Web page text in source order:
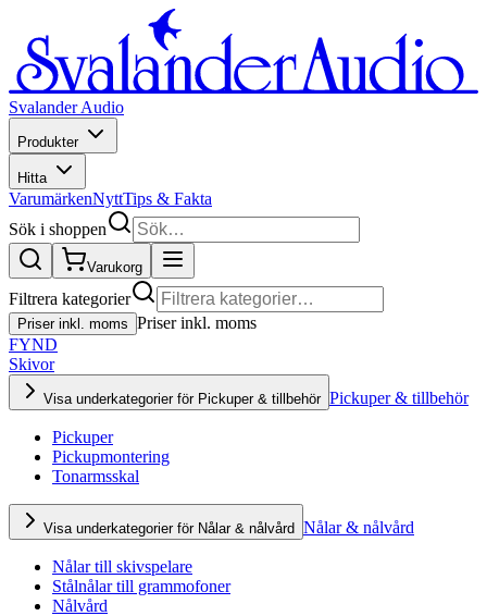
Svalander Audio
Produkter
Hitta
VarumärkenNyttTips & Fakta
Sök i shoppen
Varukorg
Filtrera kategorier
Priser inkl. moms Priser inkl. moms
FYND
Skivor
Visa underkategorier för Pickuper & tillbehör Pickuper & tillbehör
Pickuper
Pickupmontering
Tonarmsskal
Visa underkategorier för Nålar & nålvård Nålar & nålvård
Nålar till skivspelare
Stålnålar till grammofoner
Nålvård